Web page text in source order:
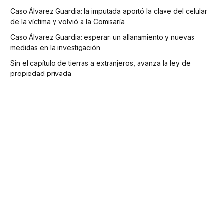
Caso Álvarez Guardia: la imputada aportó la clave del celular
de la víctima y volvió a la Comisaría
Caso Álvarez Guardia: esperan un allanamiento y nuevas
medidas en la investigación
Sin el capítulo de tierras a extranjeros, avanza la ley de
propiedad privada